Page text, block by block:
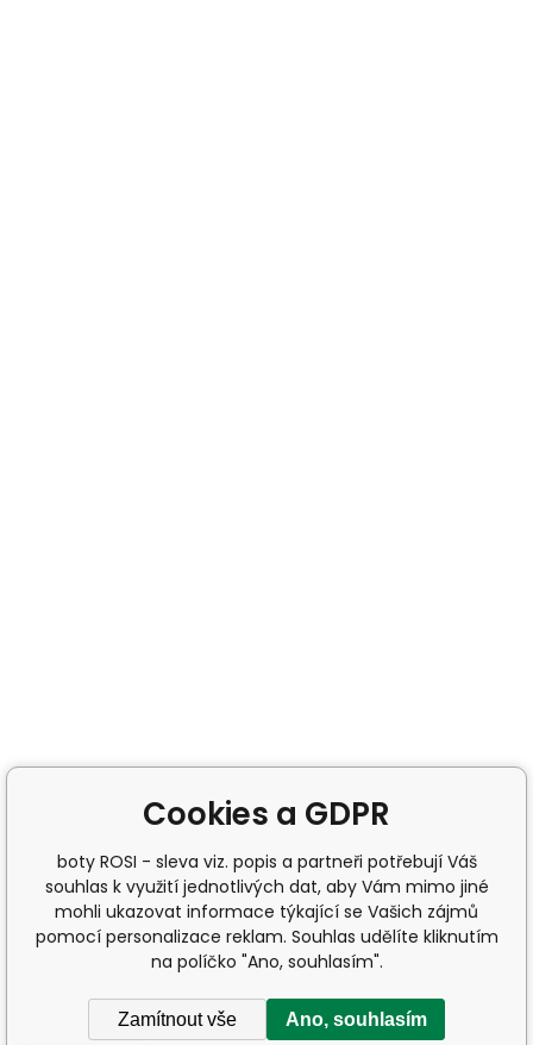
Cookies a GDPR
boty ROSI - sleva viz. popis a partneři potřebují Váš
souhlas k využití jednotlivých dat, aby Vám mimo jiné
mohli ukazovat informace týkající se Vašich zájmů
pomocí personalizace reklam. Souhlas udělíte kliknutím
na políčko "Ano, souhlasím".
Zamítnout vše Ano, souhlasím